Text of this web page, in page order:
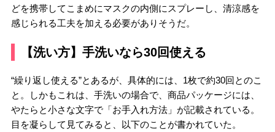
どを携帯してこまめにマスクの内側にスプレーし、清涼感を
感じられる工夫を加える必要がありそうだ。
【洗い方】手洗いなら30回使える
“繰り返し使える”とあるが、具体的には、1枚で約30回とのこ
と。しかもこれは、手洗いの場合で、商品パッケージには、
やたらと小さな文字で「お手入れ方法」が記載されている。
目を凝らして見てみると、以下のことが書かれていた。